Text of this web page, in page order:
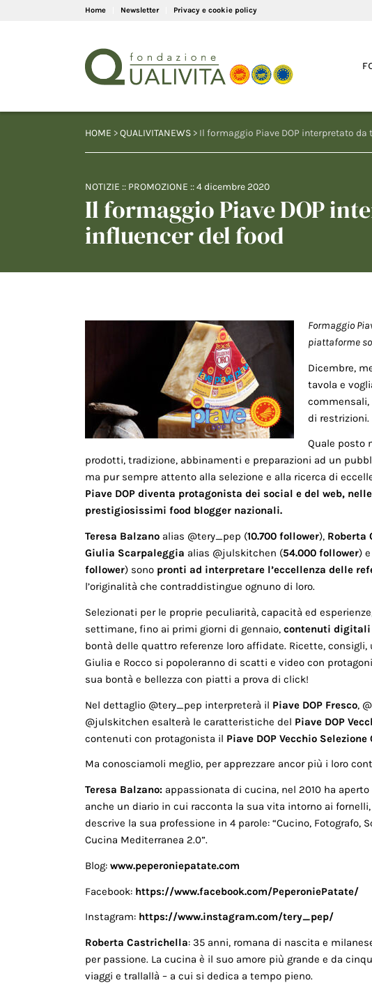
Home Newsletter Privacy e cookie policy
HOME >QUALIVITANEWS > Il formaggio Piave DOP interpretato
NOTIZIE :: PROMOZIONE ::4 dicembre 2020
Il formaggio Piave DOP
influencer del food
Formaggio
piattaforme
Dicembre,
tavola e
di restrizioni.
Quale posto
prodotti, tradizione, abbinamenti e preparazioni ad un
ma pur sempre attento alla selezione e alla ricerca di
Piave DOP diventa protagonista dei social e del web,
prestigiosissimi food blogger nazionali.
Teresa Balzano alias @tery_pep (10.700 follower), Roberta
Giulia Scarpaleggia alias @julskitchen (54.000 follower) e
follower) sono pronti ad interpretare l’eccellenza delle
l’originalità che contraddistingue ognuno di loro.
Selezionati per le proprie peculiarità, capacità ed
settimane, fino ai primi giorni di gennaio, contenuti digitali
bontà delle quattro referenze loro affidate. Ricette,
Giulia e Rocco si popoleranno di scatti e video con
sua bontà e bellezza con piatti a prova di click!
Nel dettaglio @tery_pep interpreterà il Piave DOP Fresco,
@julskitchen esalterà le caratteristiche del Piave DOP
contenuti con protagonista il Piave DOP Vecchio Selezione
Ma conosciamoli meglio, per apprezzare ancor più i loro
Teresa Balzano: appassionata di cucina, nel 2010 ha
anche un diario in cui racconta la sua vita intorno ai
descrive la sua professione in 4 parole: “Cucino, Fotografo,
Cucina Mediterranea 2.0”.
Blog: www.peperoniepatate.com
Facebook: https://www.facebook.com/PeperoniePatate/
Instagram: https://www.instagram.com/tery_pep/
Roberta Castrichella: 35 anni, romana di nascita e
per passione. La cucina è il suo amore più grande e da
viaggi e trallallà – a cui si dedica a tempo pieno.